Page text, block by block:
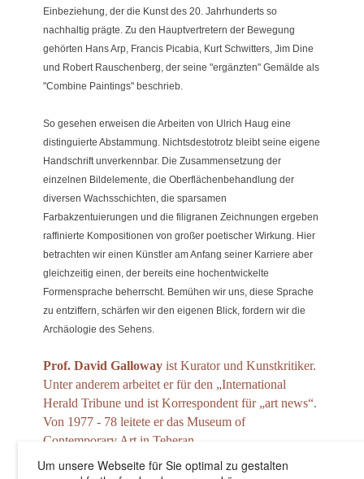
Einbeziehung, der die Kunst des 20. Jahrhunderts so
nachhaltig prägte. Zu den Hauptvertretern der Bewegung
gehörten Hans Arp, Francis Picabia, Kurt Schwitters, Jim Dine
und Robert Rauschenberg, der seine "ergänzten" Gemälde als
"Combine Paintings" beschrieb.
So gesehen erweisen die Arbeiten von Ulrich Haug eine
distinguierte Abstammung. Nichtsdestotrotz bleibt seine eigene
Handschrift unverkennbar. Die Zusammensetzung der
einzelnen Bildelemente, die Oberflächenbehandlung der
diversen Wachsschichten, die sparsamen
Farbakzentuierungen und die filigranen Zeichnungen ergeben
raffinierte Kompositionen von großer poetischer Wirkung. Hier
betrachten wir einen Künstler am Anfang seiner Karriere aber
gleichzeitig einen, der bereits eine hochentwickelte
Formensprache beherrscht. Bemühen wir uns, diese Sprache
zu entziffern, schärfen wir den eigenen Blick, fordern wir die
Archäologie des Sehens.
Prof. David Galloway ist Kurator und Kunstkritiker.
Unter anderem arbeitet er für den „International
Herald Tribune und ist Korrespondent für „art news“.
Von 1977 - 78 leitete er das Museum of
Contemporary Art in Teheran.
Um unsere Webseite für Sie optimal zu gestalten